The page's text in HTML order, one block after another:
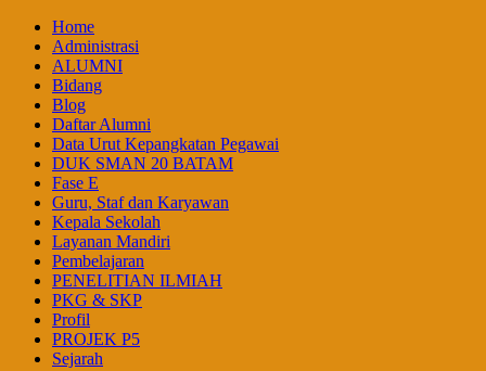
Home
Administrasi
ALUMNI
Bidang
Blog
Daftar Alumni
Data Urut Kepangkatan Pegawai
DUK SMAN 20 BATAM
Fase E
Guru, Staf dan Karyawan
Kepala Sekolah
Layanan Mandiri
Pembelajaran
PENELITIAN ILMIAH
PKG & SKP
Profil
PROJEK P5
Sejarah